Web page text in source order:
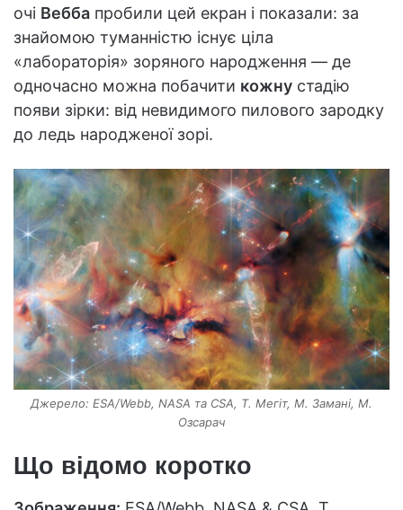
очі Вебба пробили цей екран і показали: за
знайомою туманністю існує ціла
«лабораторія» зоряного народження — де
одночасно можна побачити кожну стадію
появи зірки: від невидимого пилового зародку
до ледь народженої зорі.
Джерело: ESA/Webb, NASA та CSA, Т. Мегіт, М. Замані, М.
Озсарач
Що відомо коротко